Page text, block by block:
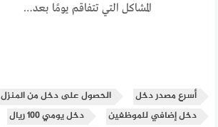
المشاكل التي تتفاقم يومًا بعد…
أسرع مصدر دخل
الحصول على دخل من المنزل
دخل إضافي للموظفين
دخل يومي 100 ريال